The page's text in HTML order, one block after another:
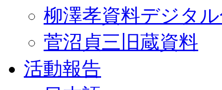
柳澤孝資料デジタ
菅沼貞三旧蔵資料
活動報告